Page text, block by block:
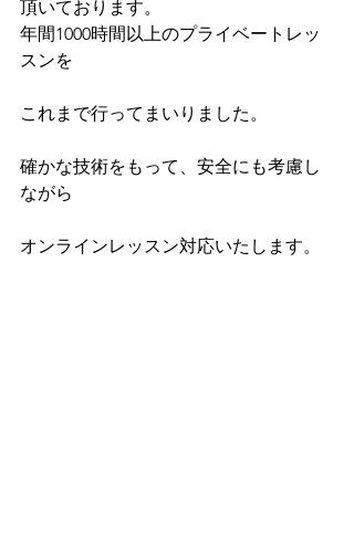
頂いております。
年間1000時間以上のプライベートレッ
スンを
これまで行ってまいりました。
確かな技術をもって、安全にも考慮し
ながら
オンラインレッスン対応いたします。